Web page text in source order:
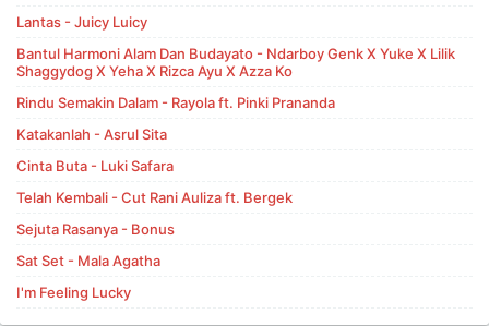
Lantas - Juicy Luicy
Bantul Harmoni Alam Dan Budayato - Ndarboy Genk X Yuke X Lilik
Shaggydog X Yeha X Rizca Ayu X Azza Ko
Rindu Semakin Dalam - Rayola ft. Pinki Prananda
Katakanlah - Asrul Sita
Cinta Buta - Luki Safara
Telah Kembali - Cut Rani Auliza ft. Bergek
Sejuta Rasanya - Bonus
Sat Set - Mala Agatha
I'm Feeling Lucky